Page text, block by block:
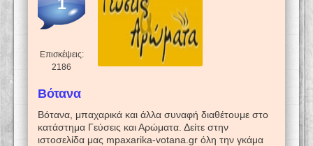
Επισκέψεις:
2186
Βότανα
Βότανα, μπαχαρικά και άλλα συναφή διαθέτουμε στο
κατάστημα Γεύσεις και Αρώματα. Δείτε στην
ιστοσελίδα μας mpaxarika-votana.gr όλη την γκάμα